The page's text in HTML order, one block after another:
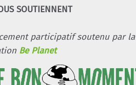
SOUTIENNENT
participatif soutenu par la
Be Planet